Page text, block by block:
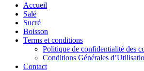
Accueil
Salé
Sucré
Boisson
Terms et conditions
Politique de confidentialité des
Conditions Générales
Contact